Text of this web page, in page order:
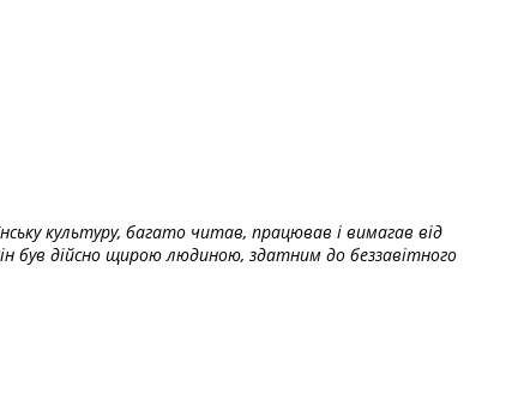
культуру, багато читав, працював і вимагав від
був дійсно щирою людиною, здатним до беззавітного